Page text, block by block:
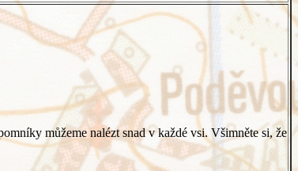
můžeme nalézt snad v každé vsi. Všimněte si, že